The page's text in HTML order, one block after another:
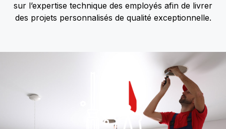
sur l’expertise technique des employés afin de livrer
des projets personnalisés de qualité exceptionnelle.